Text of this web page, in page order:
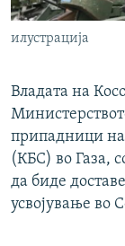
илустрација
Владата на
припадници на
(КБС) во Газа,
да биде
усвојување во